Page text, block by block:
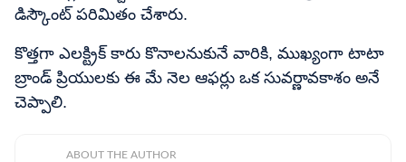
డిస్కౌంట్ పరిమితం చేశారు.
కొత్తగా ఎలక్ట్రిక్ కారు కొనాలనుకునే వారికి, ముఖ్యంగా టాటా
బ్రాండ్ ప్రియులకు ఈ మే నెల ఆఫర్లు ఒక సువర్ణావకాశం అనే
చెప్పాలి.
ABOUT THE AUTHOR